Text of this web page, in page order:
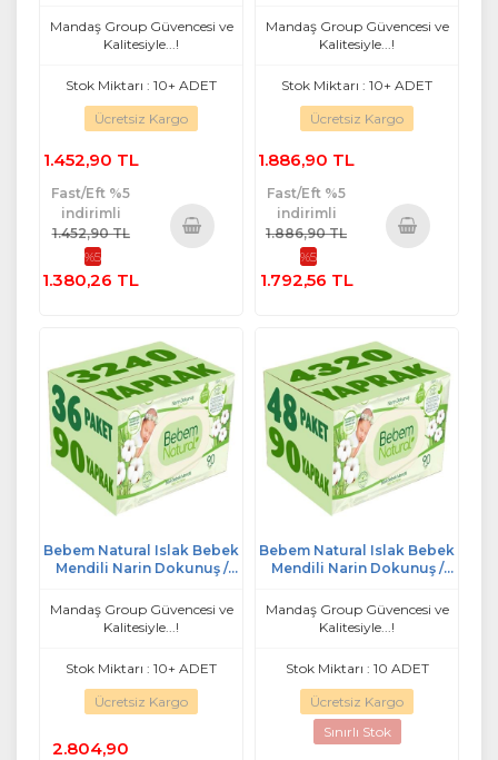
Plastik Kapaklı 18 Li Set
Mandaş Group Güvencesi ve
Kalitesiyle...!
Stok Miktarı : 10+ ADET
Ücretsiz Kargo
1.452,90 TL
Fast/Eft %5
indirimli
1.452,90 TL
%5
1.380,26 TL
Plastik Kapaklı 24 Lü Set
Mandaş Group Güvencesi ve
Kalitesiyle...!
Stok Miktarı : 10+ ADET
Ücretsiz Kargo
1.886,90 TL
Fast/Eft %5
indirimli
1.886,90 TL
%5
1.792,56 TL
Bebem Natural Islak Bebek
Mendili Narin Dokunuş /
Plastik Kapaklı 36 Lı Set
Mandaş Group Güvencesi ve
Kalitesiyle...!
Stok Miktarı : 10+ ADET
Ücretsiz Kargo
2.804,90
Bebem Natural Islak Bebek
Mendili Narin Dokunuş /
Plastik Kapaklı 48 Li Set
Mandaş Group Güvencesi ve
Kalitesiyle...!
Stok Miktarı : 10 ADET
Ücretsiz Kargo
Sınırlı Stok